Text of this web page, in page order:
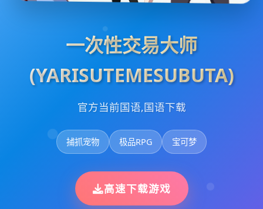
一次性交易大师
(YARISUTEMESUBUTA)
官方当前国语,国语下载
捕抓宠物 极品RPG 宝可梦
高速下载游戏